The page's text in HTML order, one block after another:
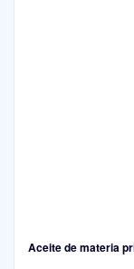
Aceite de materia